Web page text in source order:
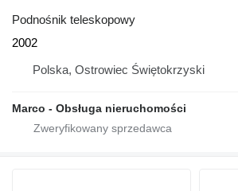
Podnośnik teleskopowy
2002
Polska, Ostrowiec Świętokrzyski
Marco - Obsługa nieruchomości